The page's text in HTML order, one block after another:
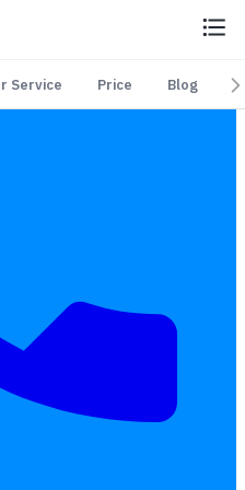
Service Price Blog